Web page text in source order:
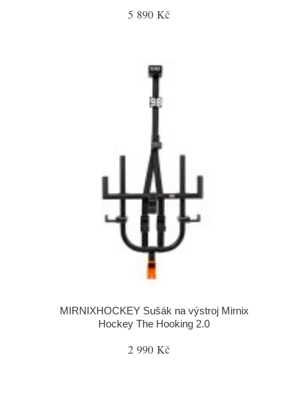
5 890 Kč
MIRNIXHOCKEY Sušák na výstroj Mirnix
Hockey The Hooking 2.0
2 990 Kč